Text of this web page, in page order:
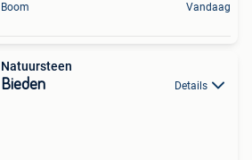
Boom Vandaag
Natuursteen
Bieden Details